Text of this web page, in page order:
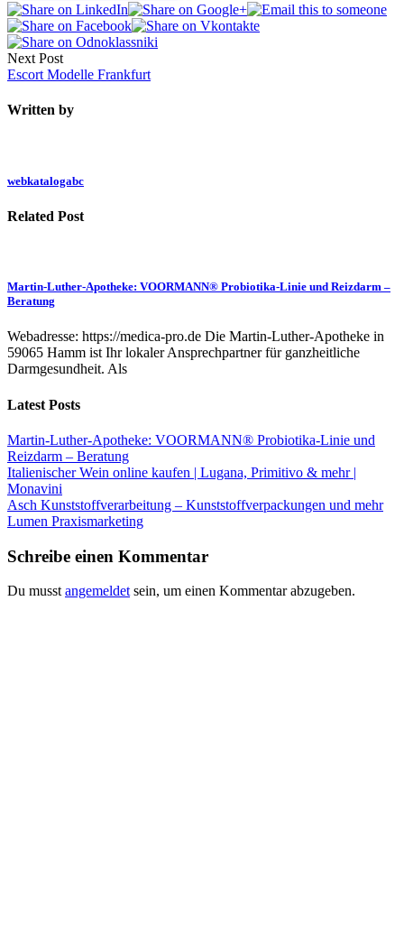
Next Post
Escort Modelle Frankfurt
Written by
webkatalogabc
Related Post
Martin-Luther-Apotheke: VOORMANN® Probiotika-Linie und Reizdarm –
Beratung
Webadresse: https://medica-pro.de Die Martin-Luther-Apotheke in
59065 Hamm ist Ihr lokaler Ansprechpartner für ganzheitliche
Darmgesundheit. Als
Latest Posts
Martin-Luther-Apotheke: VOORMANN® Probiotika-Linie und
Reizdarm – Beratung
Italienischer Wein online kaufen | Lugana, Primitivo & mehr |
Monavini
Asch Kunststoffverarbeitung – Kunststoffverpackungen und mehr
Lumen Praxismarketing
Schreibe einen Kommentar
Du musst angemeldet sein, um einen Kommentar abzugeben.